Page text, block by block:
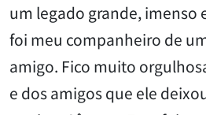
um legado grande, imenso
foi meu companheiro de
amigo. Fico muito
e dos amigos que ele